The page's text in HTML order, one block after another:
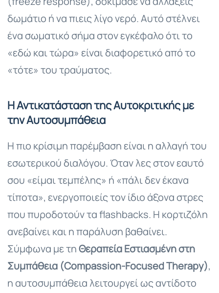
δωμάτιο ή να πιεις λίγο νερό. Αυτό στέλνει
ένα σωματικό σήμα στον εγκέφαλο ότι το
«εδώ και τώρα» είναι διαφορετικό από το
«τότε» του τραύματος.
Η Αντικατάσταση της Αυτοκριτικής με
την Αυτοσυμπάθεια
Η πιο κρίσιμη παρέμβαση είναι η αλλαγή του
εσωτερικού διαλόγου. Όταν λες στον εαυτό
σου «είμαι τεμπέλης» ή «πάλι δεν έκανα
τίποτα», ενεργοποιείς τον ίδιο άξονα στρες
που πυροδοτούν τα flashbacks. Η κορτιζόλη
ανεβαίνει και η παράλυση βαθαίνει.
Σύμφωνα με τηΘεραπεία Εστιασμένη στη
Συμπάθεια (Compassion-Focused Therapy),
η αυτοσυμπάθεια λειτουργεί ως αντίδοτο